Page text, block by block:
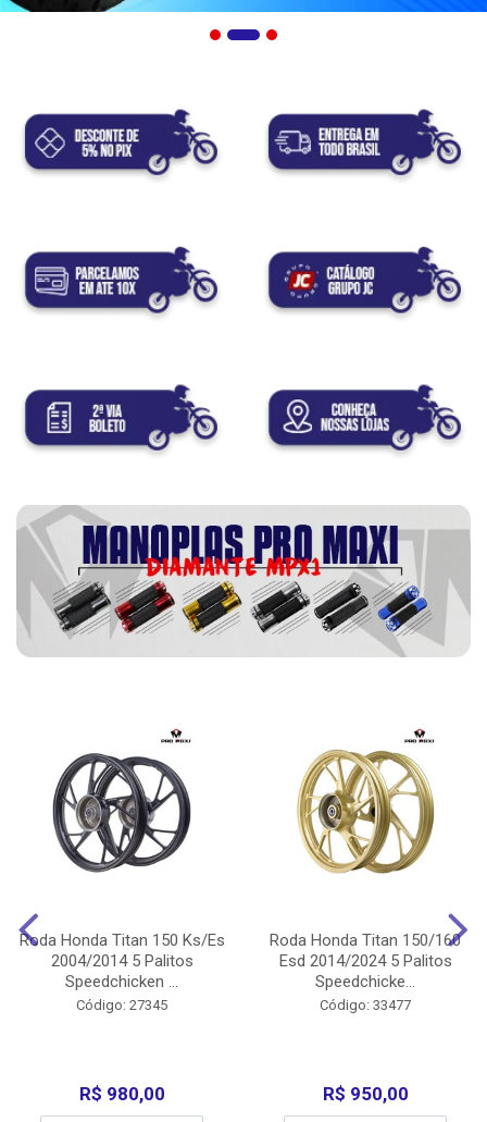
Roda Honda Titan 150 Ks/Es
2004/2014 5 Palitos
Speedchicken ...
Código: 27345
R$ 980,00
Roda Honda Titan 150/160
Esd 2014/2024 5 Palitos
Speedchicke...
Código: 33477
R$ 950,00